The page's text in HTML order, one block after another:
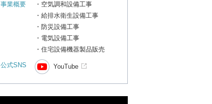
事業概要
・空気調和設備工事
・給排水衛生設備工事
・防災設備工事
・電気設備工事
・住宅設備機器製品販売
公式SNS YouTube